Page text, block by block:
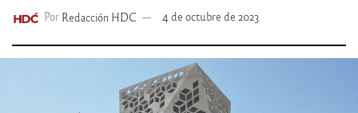
Por Redacción HDC 4 de octubre de 2023